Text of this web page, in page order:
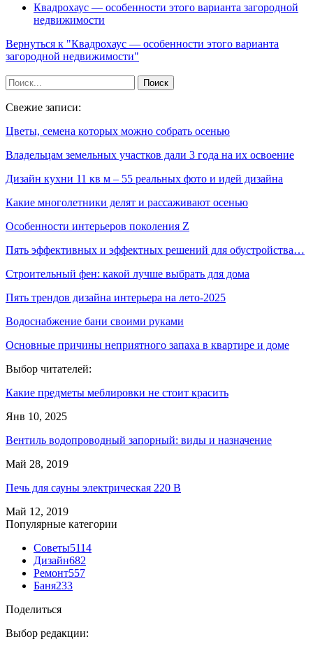
Квадрохаус — особенности этого варианта загородной
недвижимости
Вернуться к "Квадрохаус — особенности этого варианта
загородной недвижимости"
Свежие записи:
Цветы, семена которых можно собрать осенью
Владельцам земельных участков дали 3 года на их освоение
Дизайн кухни 11 кв м – 55 реальных фото и идей дизайна
Какие многолетники делят и рассаживают осенью
Особенности интерьеров поколения Z
Пять эффективных и эффектных решений для обустройства…
Строительный фен: какой лучше выбрать для дома
Пять трендов дизайна интерьера на лето-2025
Водоснабжение бани своими руками
Основные причины неприятного запаха в квартире и доме
Выбор читателей:
Какие предметы меблировки не стоит красить
Янв 10, 2025
Вентиль водопроводный запорный: виды и назначение
Май 28, 2019
Печь для сауны электрическая 220 В
Май 12, 2019
Популярные категории
Советы5114
Дизайн682
Ремонт557
Баня233
Поделиться
Выбор редакции: